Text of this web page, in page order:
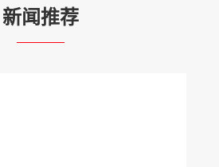
新闻推荐